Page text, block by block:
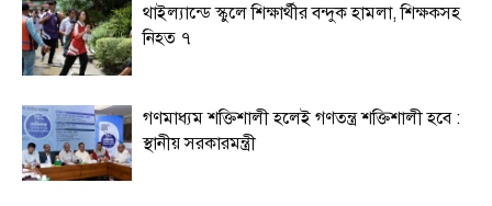
থাইল্যান্ডে স্কুলে শিক্ষার্থীর বন্দুক হামলা, শিক্ষকসহ
নিহত ৭
গণমাধ্যম শক্তিশালী হলেই গণতন্ত্র শক্তিশালী হবে :
স্থানীয় সরকারমন্ত্রী